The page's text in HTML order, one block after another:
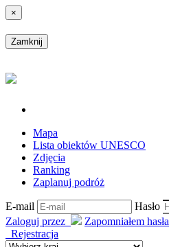
×
Zamknij
Mapa
Lista obiektów UNESCO
Zdjęcia
Ranking
Zaplanuj podróż
E-mail
Hasło
Zaloguj przez
Zapomniałem hasła
Rejestracja